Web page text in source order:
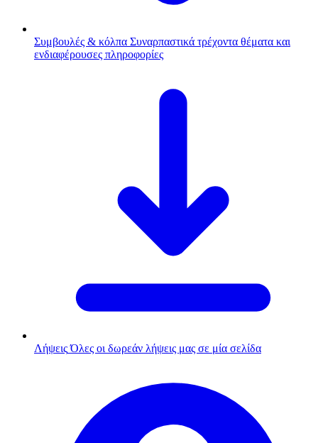
Συμβουλές & κόλπα Συναρπαστικά τρέχοντα θέματα και
ενδιαφέρουσες πληροφορίες
Λήψεις Όλες οι δωρεάν λήψεις μας σε μία σελίδα